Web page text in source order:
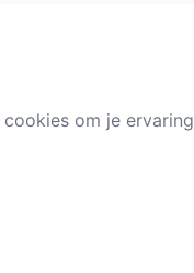
om je ervaring